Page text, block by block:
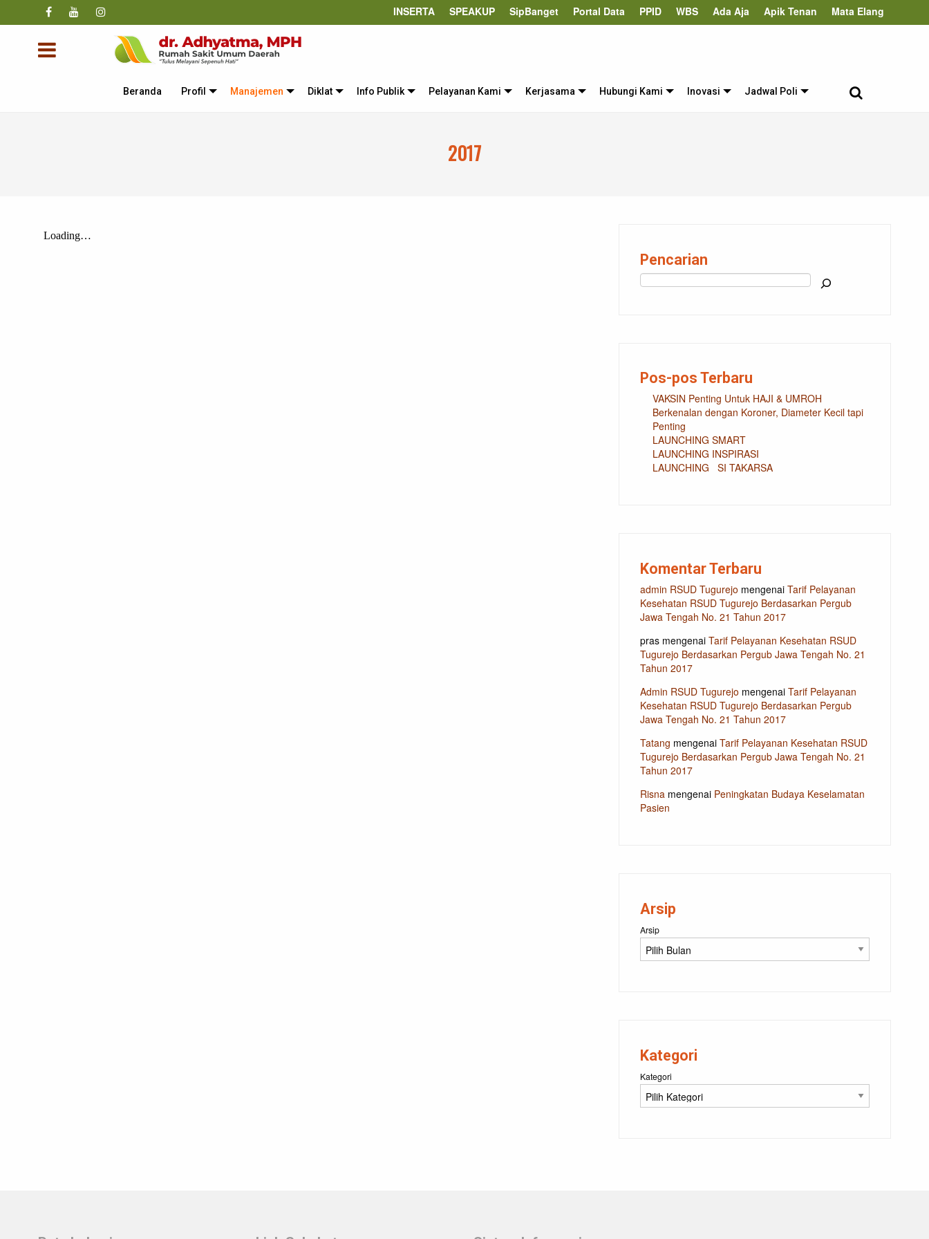
INSERTA SPEAKUP SipBanget Portal Data PPID WBS Ada Aja Apik Tenan Mata Elang
Beranda Profil Manajemen Diklat Info Publik Pelayanan Kami Kerjasama Hubungi Kami Inovasi Jadwal Poli
2017
Pencarian
Pos-pos Terbaru
VAKSIN Penting Untuk HAJI & UMROH
Berkenalan dengan Koroner, Diameter Kecil tapi
Penting
LAUNCHING SMART
LAUNCHING INSPIRASI
LAUNCHING SI TAKARSA
Komentar Terbaru
admin RSUD Tugurejo mengenaiTarif Pelayanan
Kesehatan RSUD Tugurejo Berdasarkan Pergub
Jawa Tengah No. 21 Tahun 2017
pras mengenaiTarif Pelayanan Kesehatan RSUD
Tugurejo Berdasarkan Pergub Jawa Tengah No. 21
Tahun 2017
Admin RSUD Tugurejo mengenaiTarif Pelayanan
Kesehatan RSUD Tugurejo Berdasarkan Pergub
Jawa Tengah No. 21 Tahun 2017
Tatang mengenaiTarif Pelayanan Kesehatan RSUD
Tugurejo Berdasarkan Pergub Jawa Tengah No. 21
Tahun 2017
Risna mengenai Peningkatan Budaya Keselamatan
Pasien
Arsip
Arsip
Kategori
Kategori